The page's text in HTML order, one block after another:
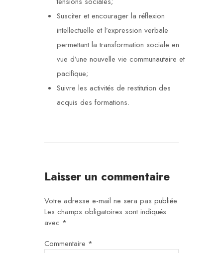
Susciter et encourager la réflexion
intellectuelle et l’expression verbale
permettant la transformation sociale en
vue d’une nouvelle vie communautaire et
pacifique;
Suivre les activités de restitution des
acquis des formations.
Laisser un commentaire
Votre adresse e-mail ne sera pas publiée.
Les champs obligatoires sont indiqués
avec *
Commentaire *